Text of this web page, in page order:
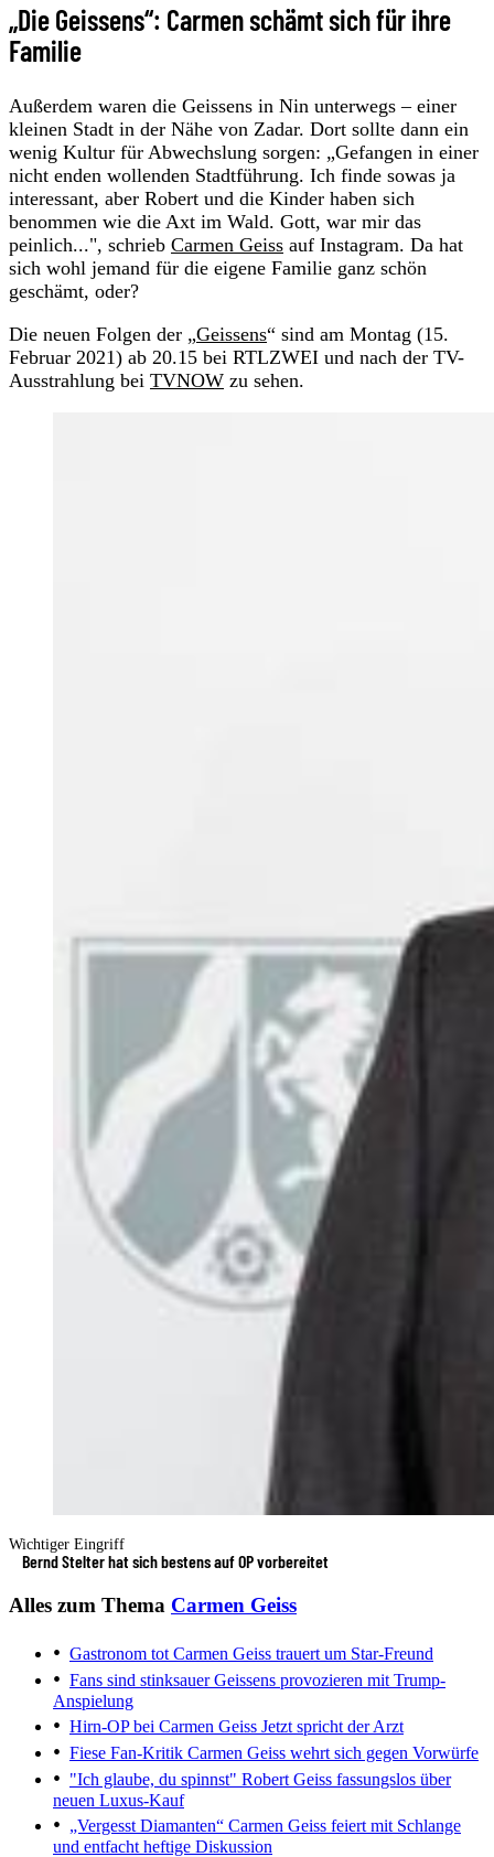
„Die Geissens“: Carmen schämt sich für ihre
Familie
Außerdem waren die Geissens in Nin unterwegs – einer
kleinen Stadt in der Nähe von Zadar. Dort sollte dann ein
wenig Kultur für Abwechslung sorgen: „Gefangen in einer
nicht enden wollenden Stadtführung. Ich finde sowas ja
interessant, aber Robert und die Kinder haben sich
benommen wie die Axt im Wald. Gott, war mir das
peinlich...", schrieb Carmen Geiss auf Instagram. Da hat
sich wohl jemand für die eigene Familie ganz schön
geschämt, oder?
Die neuen Folgen der „Geissens“ sind am Montag (15.
Februar 2021) ab 20.15 bei RTLZWEI und nach der TV-
Ausstrahlung bei TVNOW zu sehen.
Wichtiger Eingriff
Bernd Stelter hat sich bestens auf OP vorbereitet
Alles zum Thema Carmen Geiss
Gastronom tot Carmen Geiss trauert um Star-Freund
Fans sind stinksauerGeissens provozieren mit Trump-
Anspielung
Hirn-OP bei Carmen Geiss Jetzt spricht der Arzt
Fiese Fan-Kritik Carmen Geiss wehrt sich gegen Vorwürfe
"Ich glaube, du spinnst" Robert Geiss fassungslos über
neuen Luxus-Kauf
„Vergesst Diamanten“ Carmen Geiss feiert mit Schlange
und entfacht heftige Diskussion